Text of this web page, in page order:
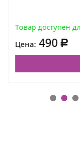
Товар доступен
Цена: 490